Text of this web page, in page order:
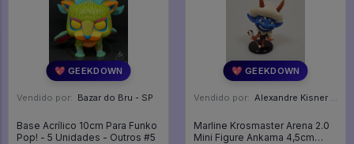
💖 GEEKDOWN
Vendido por: Bazar do Bru - SP
Base Acrílico 10cm Para Funko
Pop! - 5 Unidades - Outros #5
💖 GEEKDOWN
Vendido por: Alexandre Kisner - PR
Marline Krosmaster Arena 2.0
Mini Figure Ankama 4,5cm